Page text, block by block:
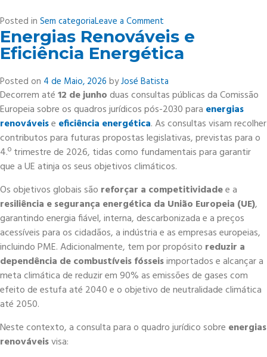
Posted in Sem categoriaLeave a Comment
European
Bank
for
and
Development
(EBRD)
Energias Renováveis e
Eficiência Energética
Posted on 4 de Maio, 2026 byJosé Batista
Decorrem até12 de junhoduas consultas públicas da Comissão
Europeia sobre os quadros jurídicos pós-2030 para energias
renováveise eficiência energética. As consultas visam recolher
contributos para futuras propostas legislativas, previstas para o
4.º trimestre de 2026, tidas como fundamentais para garantir
que a UE atinja os seus objetivos climáticos.
Os objetivos globais são reforçar a competitividadee a
resiliência e segurança energética da União Europeia (UE),
garantindo energia fiável, interna, descarbonizada e a preços
acessíveis para os cidadãos, a indústria e as empresas europeias,
incluindo PME. Adicionalmente, tem por propósito reduzir a
dependência de combustíveis fósseisimportados e alcançar a
meta climática de reduzir em 90% as emissões de gases com
efeito de estufa até 2040 e o objetivo de neutralidade climática
até 2050.
Neste contexto, a consulta para o quadro jurídico sobre energias
renováveisvisa: